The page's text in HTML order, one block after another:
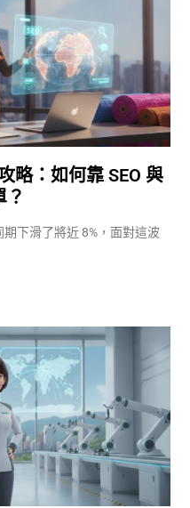
略：如何靠 SEO 與
？
下滑了將近 8%，面對這波